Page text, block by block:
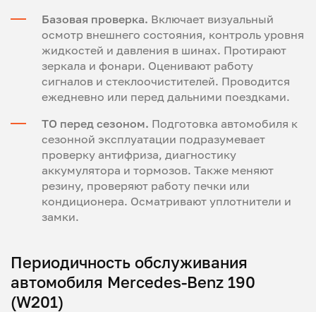
Базовая проверка. Включает визуальный
осмотр внешнего состояния, контроль уровня
жидкостей и давления в шинах. Протирают
зеркала и фонари. Оценивают работу
сигналов и стеклоочистителей. Проводится
ежедневно или перед дальними поездками.
ТО перед сезоном. Подготовка автомобиля к
сезонной эксплуатации подразумевает
проверку антифриза, диагностику
аккумулятора и тормозов. Также меняют
резину, проверяют работу печки или
кондиционера. Осматривают уплотнители и
замки.
Периодичность обслуживания
автомобиля Mercedes-Benz 190
(W201)